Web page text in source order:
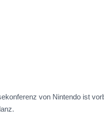
von Nintendo ist